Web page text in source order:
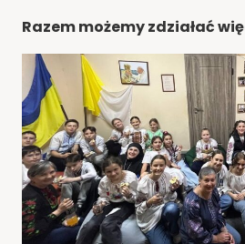
Razem możemy zdziałać